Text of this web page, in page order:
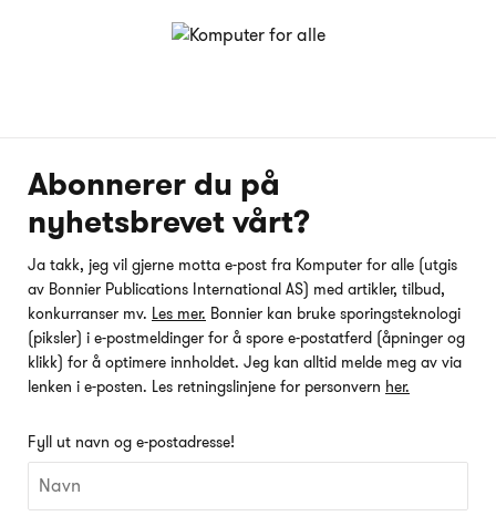
Abonnerer du på
nyhetsbrevet vårt?
Ja takk, jeg vil gjerne motta e-post fra Komputer for alle (utgis
av Bonnier Publications International AS) med artikler, tilbud,
konkurranser mv. Les mer. Bonnier kan bruke sporingsteknologi
(piksler) i e-postmeldinger for å spore e-postatferd (åpninger og
klikk) for å optimere innholdet. Jeg kan alltid melde meg av via
lenken i e-posten. Les retningslinjene for personvern her.
Fyll ut navn og e-postadresse!